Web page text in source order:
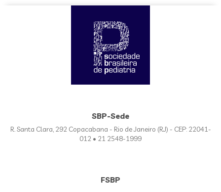
SBP-Sede
R. Santa Clara, 292 Copacabana - Rio de Janeiro (RJ) - CEP: 22041-
012 • 21 2548-1999
FSBP